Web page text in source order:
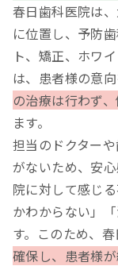
春日歯科医院は
に位置し、予防
ト、矯正、ホワ
は、患者様の意
の治療は行わず
ます。
担当のドクター
がないため、安
院に対して感じ
かわからない」
す。このため、春
確保し、患者様